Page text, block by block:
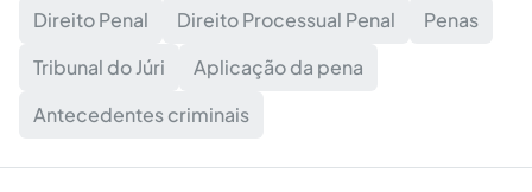
Direito Penal Direito Processual Penal
Penas
Tribunal do Júri
Aplicação da pena
Antecedentes criminais